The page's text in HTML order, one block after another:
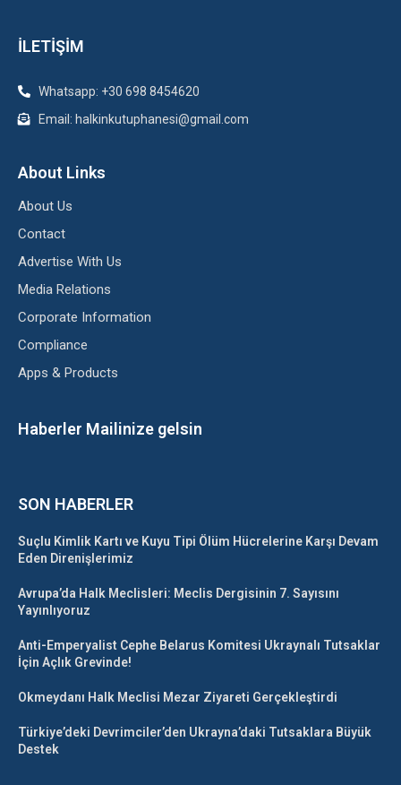
İLETİŞİM
Whatsapp: +30 698 8454620
Email: halkinkutuphanesi@gmail.com
About Links
About Us
Contact
Advertise With Us
Media Relations
Corporate Information
Compliance
Apps & Products
Haberler Mailinize gelsin
SON HABERLER
Suçlu Kimlik Kartı ve Kuyu Tipi Ölüm Hücrelerine Karşı Devam
Eden Direnişlerimiz
Avrupa’da Halk Meclisleri: Meclis Dergisinin 7. Sayısını
Yayınlıyoruz
Anti-Emperyalist Cephe Belarus Komitesi Ukraynalı Tutsaklar
İçin Açlık Grevinde!
Okmeydanı Halk Meclisi Mezar Ziyareti Gerçekleştirdi
Türkiye’deki Devrimciler’den Ukrayna’daki Tutsaklara Büyük
Destek